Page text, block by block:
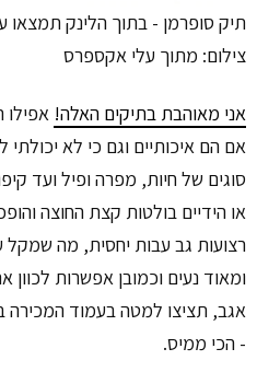
תיק סופרמן - בתוך הלינק תמצאו
צילום: מתוך עלי אקספרס
אני מאוהבת בתיקים האלה!
סוגים של חיות, מפרה ופיל ועד
או הידיים בולטות קצת החוצה
רצועות גב עבות יחסית, מה שמקל
ומאוד נעים וכמובן אפשרות לכוון
אגב, תציצו למטה בעמוד המכירה
- הכי ממיס.